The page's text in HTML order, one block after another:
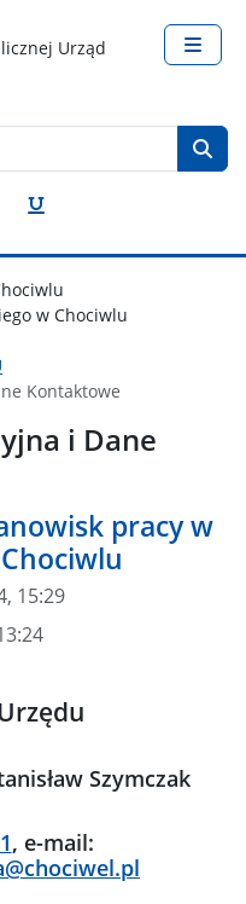
Urząd
w Chociwlu
Kontaktowe
i Dane
pracy w
15:29
Szymczak
, e-mail: